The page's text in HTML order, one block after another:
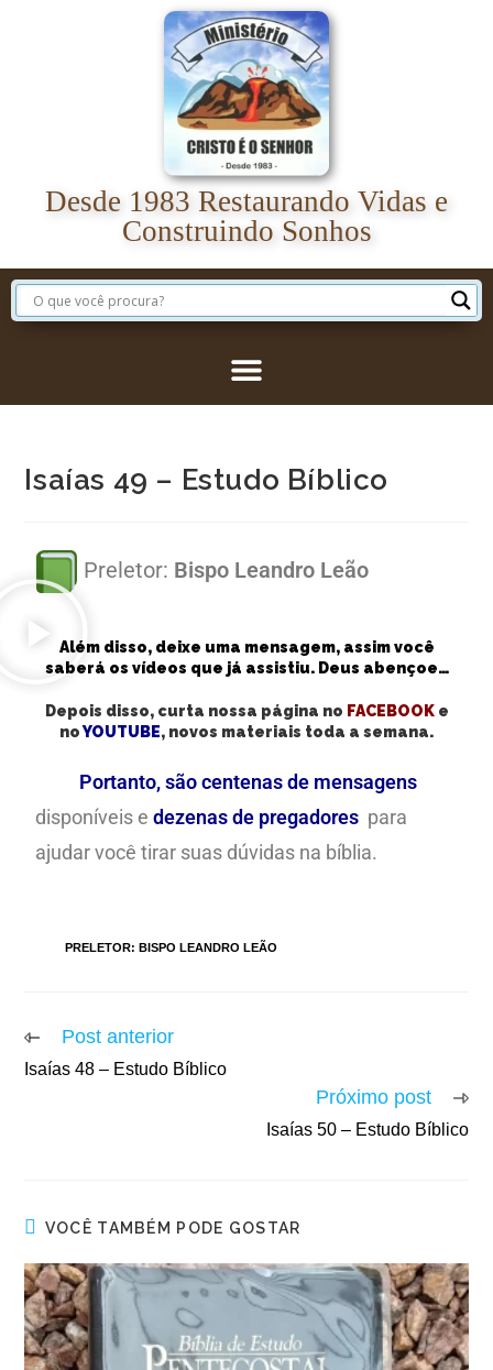
Desde 1983 Restaurando Vidas e
Construindo Sonhos
Isaías 49 – Estudo Bíblico
Preletor: Bispo Leandro Leão
Além disso, deixe uma mensagem, assim você
saberá os vídeos que já assistiu. Deus abençoe…
Depois disso, curta nossa página no FACEBOOKe
noYOUTUBE, novos materiais toda a semana.
Portanto, são centenas de mensagens
disponíveis edezenas de pregadores para
ajudar você tirar suas dúvidas na bíblia.
PRELETOR: BISPO LEANDRO LEÃO
Post anterior
Isaías 48 – Estudo Bíblico
Próximo post
Isaías 50 – Estudo Bíblico
VOCÊ TAMBÉM PODE GOSTAR